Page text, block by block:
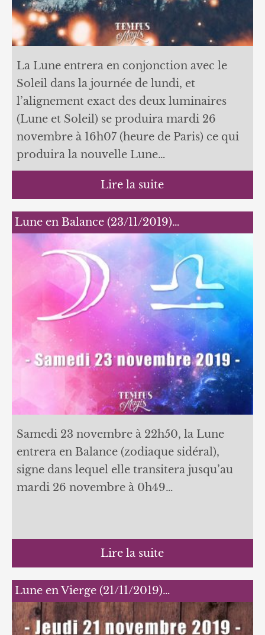
La Lune entrera en conjonction avec le
Soleil dans la journée de lundi, et
l’alignement exact des deux luminaires
(Lune et Soleil) se produira mardi 26
novembre à 16h07 (heure de Paris) ce qui
produira la nouvelle Lune…
Lire la suite
Lune en Balance (23/11/2019)…
Samedi 23 novembre à 22h50, la Lune
entrera en Balance (zodiaque sidéral),
signe dans lequel elle transitera jusqu’au
mardi 26 novembre à 0h49…
Lire la suite
Lune en Vierge (21/11/2019)…